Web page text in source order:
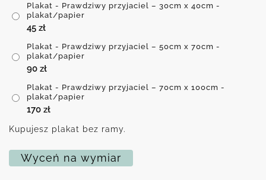
Plakat - Prawdziwy przyjaciel – 30cm x 40cm -
plakat/papier
45 zł
Plakat - Prawdziwy przyjaciel – 50cm x 70cm -
plakat/papier
90 zł
Plakat - Prawdziwy przyjaciel – 70cm x 100cm -
plakat/papier
170 zł
Kupujesz plakat bez ramy.
Wyceń na wymiar